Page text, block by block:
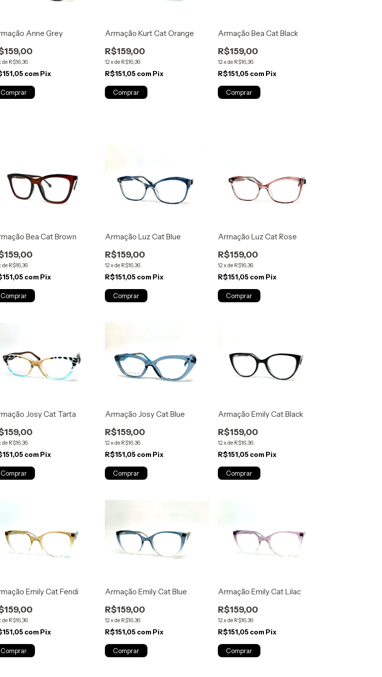
Anne Grey
de R$16,36
com Pix
Armação Kurt Cat Orange
R$159,00
12 xde R$16,36
R$151,05 com Pix
Armação Bea Cat Black
R$159,00
12 xde R$16,36
R$151,05 com Pix
Bea Cat Brown
de R$16,36
com Pix
Armação Luz Cat Blue
R$159,00
12xde R$16,36
R$151,05 com Pix
Armação Luz Cat Rose
R$159,00
12xde R$16,36
R$151,05 com Pix
Josy Cat Tarta
de R$16,36
com Pix
Armação Josy Cat Blue
R$159,00
12xde R$16,36
R$151,05 com Pix
Armação Emily Cat Black
R$159,00
12xde R$16,36
R$151,05 com Pix
Emily Cat Fendi
de R$16,36
com Pix
Armação Emily Cat Blue
R$159,00
12 xde R$16,36
R$151,05 com Pix
Armação Emily Cat Lilac
R$159,00
12 xde R$16,36
R$151,05 com Pix